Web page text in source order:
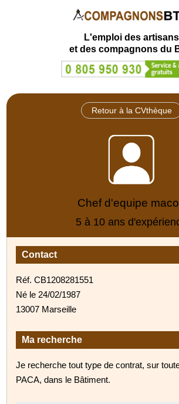
L'emploi des artisans
et des compagnons du
Retour à la CVthèque
Chef d'equipe
5 à 10 ans
Contact
Réf. CB1208281551
Né le 24/02/1987
13007 Marseille
Ma recherche
Je recherche tout type de contrat, sur
PACA, dans le Bâtiment.